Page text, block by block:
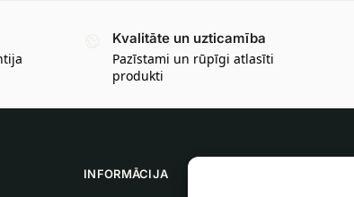
Kvalitāte un uzticamība
Pazīstami un rūpīgi atlasīti
produkti
INFORMĀCIJA